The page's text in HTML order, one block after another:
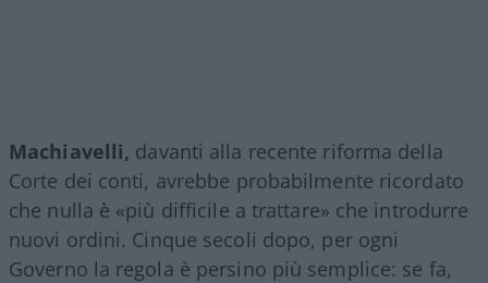
Machiavelli, davanti alla recente riforma della
Corte dei conti, avrebbe probabilmente ricordato
che nulla è «più difficile a trattare» che introdurre
nuovi ordini. Cinque secoli dopo, per ogni
Governo la regola è persino più semplice: se fa,